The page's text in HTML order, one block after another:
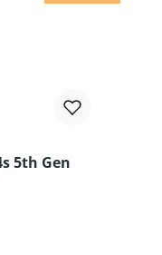
5th Gen